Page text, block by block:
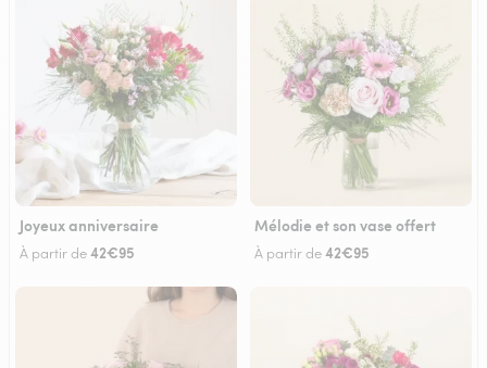
Joyeux anniversaire
À partir de42€95
Mélodie et son vase offert
À partir de42€95